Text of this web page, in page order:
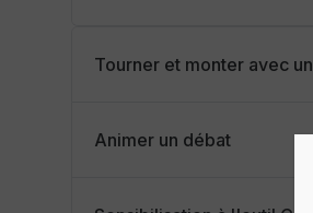
Tourner et monter avec
Animer un débat